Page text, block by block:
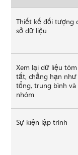
Thiết kế đối tượng
sở dữ liệu
Xem lại dữ liệu tóm
tắt, chẳng hạn như
tổng, trung bình và
nhóm
Sự kiện lập trình